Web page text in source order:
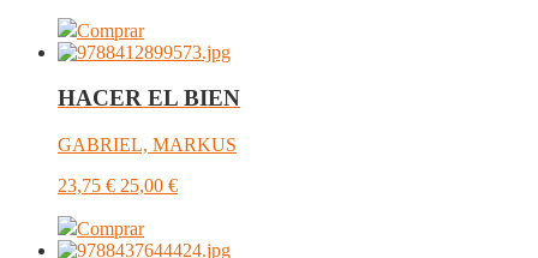
Comprar
HACER EL BIEN
GABRIEL, MARKUS
23,75 € 25,00 €
Comprar